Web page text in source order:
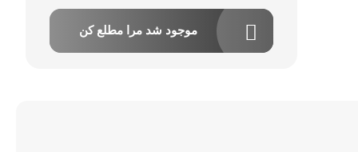
موجود شد مرا مطلع کن